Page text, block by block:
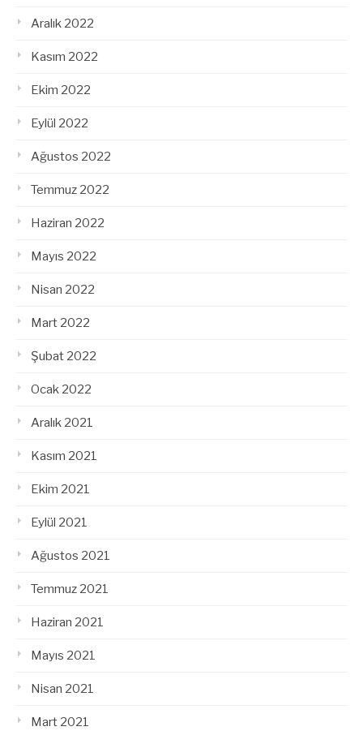
Aralık 2022
Kasım 2022
Ekim 2022
Eylül 2022
Ağustos 2022
Temmuz 2022
Haziran 2022
Mayıs 2022
Nisan 2022
Mart 2022
Şubat 2022
Ocak 2022
Aralık 2021
Kasım 2021
Ekim 2021
Eylül 2021
Ağustos 2021
Temmuz 2021
Haziran 2021
Mayıs 2021
Nisan 2021
Mart 2021